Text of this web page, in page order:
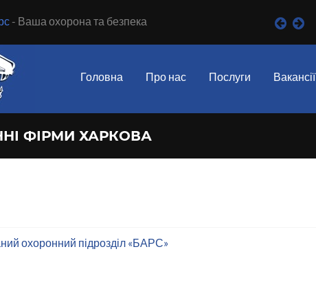
- Ваша охорона та безпека
Головна Про нас Послуги Вакансії
ФІРМИ ХАРКОВА
охоронний підрозділ «БАРС»